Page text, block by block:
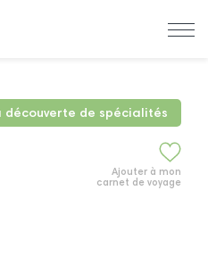
découverte de spécialités
Ajouter à mon
carnet de voyage